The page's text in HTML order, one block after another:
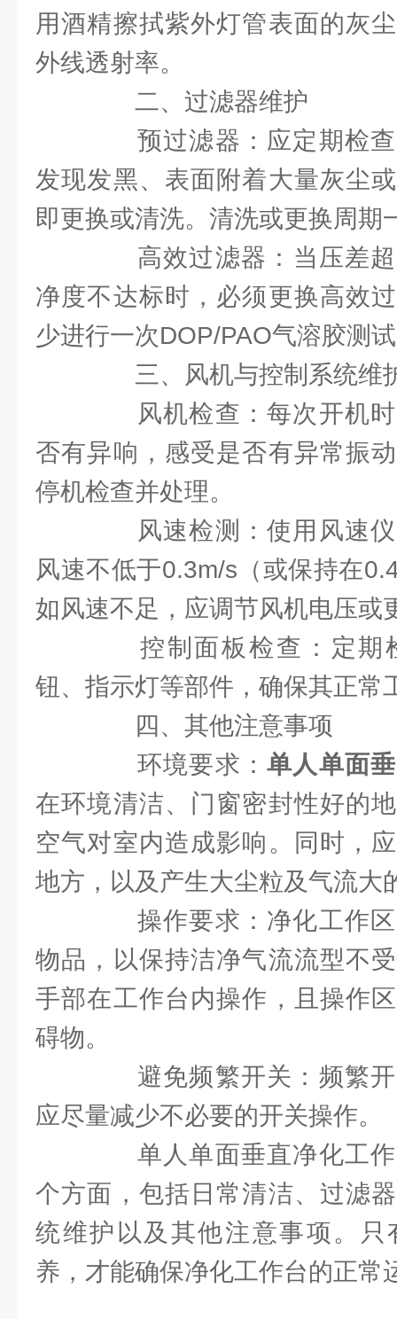
用酒精擦拭紫外灯管表面的灰
外线透射率。
二、过滤器维护
预过滤器：应定期检查
发现发黑、表面附着大量灰尘
即更换或清洗。清洗或更换周期
高效过滤器：当压差超
净度不达标时，必须更换高效
少进行一次DOP/PAO气溶胶测
三、风机与控制系统维
风机检查：每次开机时
否有异响，感受是否有异常振
停机检查并处理。
风速检测：使用风速仪
风速不低于0.3m/s（或保持在
如风速不足，应调节风机电压或
控制面板检查：定期
钮、指示灯等部件，确保其正常
四、其他注意事项
环境要求：单人单面
在环境清洁、门窗密封性好的
空气对室内造成影响。同时，
地方，以及产生大尘粒及气流大
操作要求：净化工作区
物品，以保持洁净气流流型不
手部在工作台内操作，且操作
碍物。
避免频繁开关：频繁开
应尽量减少不必要的开关操作。
单人单面垂直净化工作
个方面，包括日常清洁、过滤
统维护以及其他注意事项。只
养，才能确保净化工作台的正常